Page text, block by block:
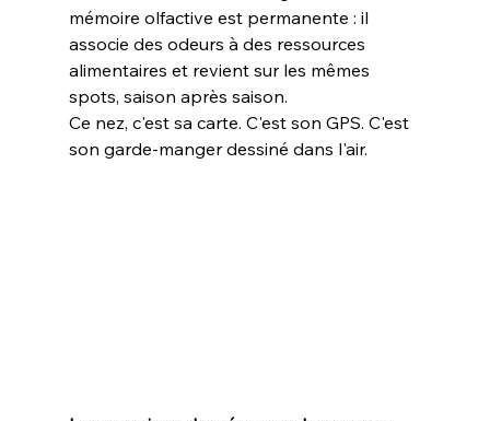
mémoire olfactive est permanente : il
associe des odeurs à des ressources
alimentaires et revient sur les mêmes
spots, saison après saison.
Ce nez, c'est sa carte. C'est son GPS. C'est
son garde-manger dessiné dans l'air.